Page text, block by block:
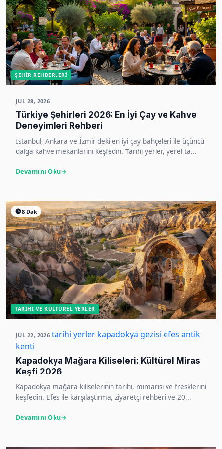
ŞEHIR REHBERLERI
JUL 28, 2026
Türkiye Şehirleri 2026: En İyi Çay ve Kahve
Deneyimleri Rehberi
İstanbul, Ankara ve İzmir'deki en iyi çay bahçeleri ile üçüncü
dalga kahve mekanlarını keşfedin. Tarihi yerler, yerel ta...
Devamını Oku
8 Dak
TARIHI VE KÜLTÜREL YERLER
JUL 22, 2026 tarihi yerler kapadokya gezisi efes antik
kenti
Kapadokya Mağara Kiliseleri: Kültürel Miras
Keşfi 2026
Kapadokya mağara kiliselerinin tarihi, mimarisi ve fresklerini
keşfedin. Efes ile karşılaştırma, ziyaretçi rehberi ve 20...
Devamını Oku